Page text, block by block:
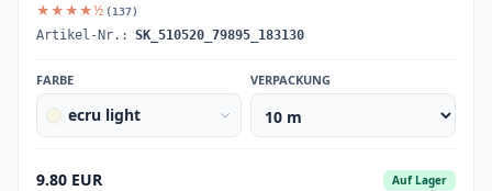
★★★★½ (137)
Artikel-Nr.: SK_510520_79895_183130
FARBE
ecru light
VERPACKUNG
9.80 EUR Auf Lager